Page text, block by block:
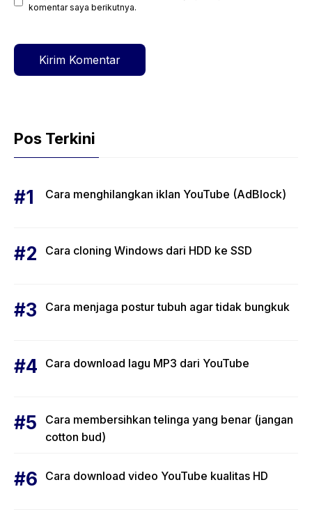
web
komentar saya berikutnya.
Pos Terkini
Cara menghilangkan iklan YouTube (AdBlock)
Cara cloning Windows dari HDD ke SSD
Cara menjaga postur tubuh agar tidak bungkuk
Cara download lagu MP3 dari YouTube
Cara membersihkan telinga yang benar (jangan
cotton bud)
Cara download video YouTube kualitas HD